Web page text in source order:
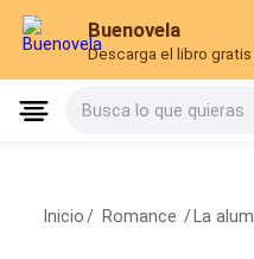
Buenovela
Descarga el libro gratis
Busca lo que quieras
Inicio / Romance / La